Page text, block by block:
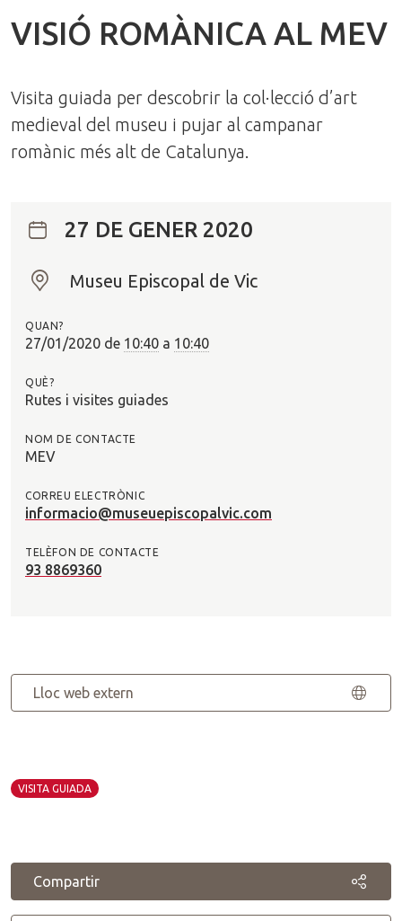
VISIÓ ROMÀNICA AL MEV
Visita guiada per descobrir la col·lecció d’art
medieval del museu i pujar al campanar
romànic més alt de Catalunya.
27 DE GENER 2020
O
?
Museu Episcopal de Vic
QUAN?
27/01/2020 de 10:40 a 10:40
QUÈ?
Rutes i visites guiades
NOM DE CONTACTE
MEV
CORREU ELECTRÒNIC
informacio@museuepiscopalvic.com
TELÈFON DE CONTACTE
93 8869360
Lloc web extern
VISITA GUIADA
Compartir